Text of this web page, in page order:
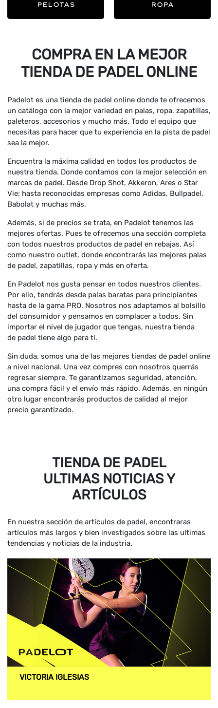
PELOTAS ROPA
COMPRA EN LA MEJOR
TIENDA DE PADEL ONLINE
Padelot es una tienda de padel online donde te ofrecemos
un catálogo con la mejor variedad en palas, ropa, zapatillas,
paleteros, accesorios y mucho más. Todo el equipo que
necesitas para hacer que tu experiencia en la pista de padel
sea la mejor.
Encuentra la máxima calidad en todos los productos de
nuestra tienda. Donde contamos con la mejor selección en
marcas de padel. Desde Drop Shot, Akkeron, Ares o Star
Vie; hasta reconocidas empresas como Adidas, Bullpadel,
Babolat y muchas más.
Además, si de precios se trata, en Padelot tenemos las
mejores ofertas. Pues te ofrecemos una sección completa
con todos nuestros productos de padel en rebajas. Así
como nuestro outlet, donde encontrarás las mejores palas
de padel, zapatillas, ropa y más en oferta.
En Padelot nos gusta pensar en todos nuestros clientes.
Por ello, tendrás desde palas baratas para principiantes
hasta de la gama PRO. Nosotros nos adaptamos al bolsillo
del consumidor y pensamos en complacer a todos. Sin
importar el nivel de jugador que tengas, nuestra tienda
de padel tiene algo para ti.
Sin duda, somos una de las mejores tiendas de padel online
a nivel nacional. Una vez compres con nosotros querrás
regresar siempre. Te garantizamos seguridad, atención,
una compra fácil y el envío más rápido. Además, en ningún
otro lugar encontrarás productos de calidad al mejor
precio garantizado.
TIENDA DE PADEL
ULTIMAS NOTICIAS Y
ARTÍCULOS
En nuestra sección de artículos de padel, encontraras
artículos más largos y bien investigados sobre las ultimas
tendencias y noticias de la industria.
VICTORIA IGLESIAS